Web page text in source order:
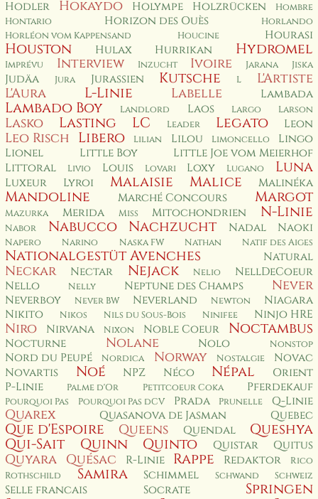
Hodler Hokaydo Holympe Holzrücken
Hombre
Hontario
Horizon des Ouès
Horlando
Horléon vom Kappensand
Houcine Hourasi
Houston Hulax Hurrikan Hydromel
Imprévu Interview Inzucht Ivoire Jarana Jiska
Judäa Jura Jurassien Kutsche L
L'Artiste
L'Aura
L-Linie Labelle Lambada
Lambado Boy Landlord Laos Largo Larson
Lasko Lasting LC Leader Legato Leon
Leo Risch Libero Lilian Lilou Limoncello
Lingo
Lionel
Little Boy
Little Joe vom Meierhof
Littoral
Livio Louis Lovari Loxy Lugano Luna
Luxeur Lyroi Malaisie Malice Malinéka
Mandoline Marché Concours Margot
Mazurka Merida Miss Mitochondrien N-Linie
Nabor Nabucco Nachzucht Nadal Naoki
Napero Narino Naska FW Nathan Natif des Aiges
Nationalgestüt Avenches Natural
Neckar Nectar Nejack Nelio
NellDeCoeur
Nello
Nelly Neptune des Champs Never
Neverboy Never BW Neverland Newton
Niagara
Nikito
Nikos Nils du Sous-Bois Ninifee Ninjo HRE
Niro Nirvana Nixon Noble Coeur Noctambus
Nocturne Nolane Nolo Nonstop
Nord du Peupé Nordica Norway Nostalgie
Novac
Novartis
Noé NPZ Néco Népal
Orient
P-Linie
Palme d'Or Petitcoeur Coka Pferdekauf
Pourquoi Pas Pourquoi Pas dCV Prada Prunelle Q-Linie
Quarex Quasanova de Jasman Quebec
Que d'Espoire Queens Quendal
Queshya
Qui-Sait
Quinn Quinto Quistar Quitus
Quyara Quésac R-Linie Rappe Redaktor
Rico
Rothschild
Samira Schimmel Schwand Schweiz
Selle francais Socrate
Springen